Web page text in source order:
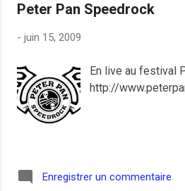
Peter Pan Speedrock
- juin 15, 2009
En live au festival
http://
Enregistrer un commentaire